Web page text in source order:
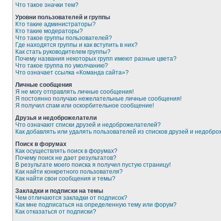
Что такое значки тем?
Уровни пользователей и группы
Кто такие администраторы?
Кто такие модераторы?
Что такое группы пользователей?
Где находятся группы и как вступить в них?
Как стать руководителем группы?
Почему названия некоторых групп имеют разные цвета?
Что такое группа по умолчанию?
Что означает ссылка «Команда сайта»?
Личные сообщения
Я не могу отправлять личные сообщения!
Я постоянно получаю нежелательные личные сообщения!
Я получил спам или оскорбительное сообщение!
Друзья и недоброжелатели
Что означают списки друзей и недоброжелателей?
Как добавлять или удалять пользователей из списков друзей и
Поиск в форумах
Как осуществлять поиск в форумах?
Почему поиск не дает результатов?
В результате моего поиска я получил пустую страницу!
Как найти конкретного пользователя?
Как найти свои сообщения и темы?
Закладки и подписки на темы
Чем отличаются закладки от подписок?
Как мне подписаться на определенную тему или форум?
Как отказаться от подписки?